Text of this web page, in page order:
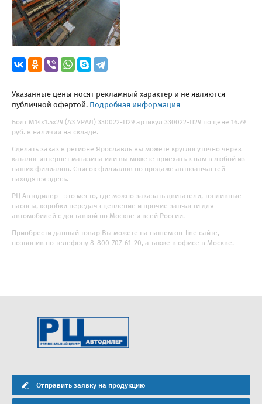
Указанные цены носят рекламный характер и не являются
публичной офертой. Подробная информация
Болт М14х1.5х29 (АЗ УРАЛ) 330022-П29 артикул 330022-П29 по цене 16.79
руб. в наличии на складе.
Сделать заказ в регионе Ярославль вы можете круглосуточно через
каталог интернет магазина или вы можете приехать к нам в любой из
наших филиалов. Список филиалов по продаже автозапчастей
находятся здесь.
РЦ Автодилер - это место, где можно заказать двигатели, топливные
насосы, коробки передач сцепление и прочие запчасти для
автомобилей с доставкой по Москве и всей России.
Приобрести данный товар Вы можете на нашем on-line сайте,
позвонив по телефону 8-800-707-61-20, а также в офисе в Москве.
Отправить заявку на продукцию